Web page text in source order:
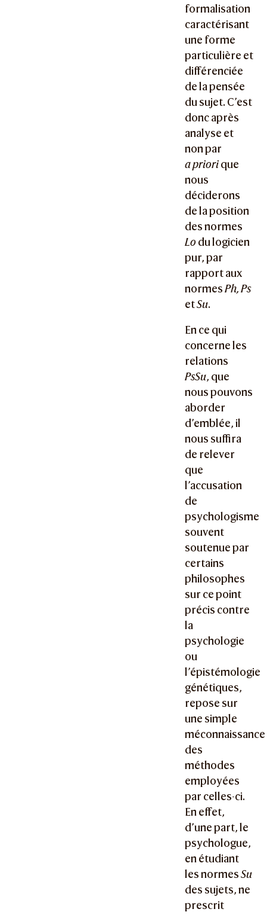
formalisation
caractérisant
une forme
particulière et
différenciée
de la pensée
du sujet. C’est
donc après
analyse et
non par
a priorique
nous
déciderons
de la position
des normes
Lodu logicien
pur, par
rapport aux
normesPh, Ps
etSu.
En ce qui
concerne les
relations
PsSu, que
nous pouvons
aborder
d’emblée, il
nous suffira
de relever
que
l’accusation
de
psychologisme
souvent
soutenue par
certains
philosophes
sur ce point
précis contre
la
psychologie
ou
l’épistémologie
génétiques,
repose sur
une simple
méconnaissance
des
méthodes
employées
par celles-ci.
En effet,
d’une part, le
psychologue,
en étudiant
les normesSu
des sujets, ne
prescrit